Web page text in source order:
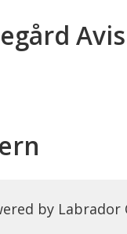
Avis
by Labrador